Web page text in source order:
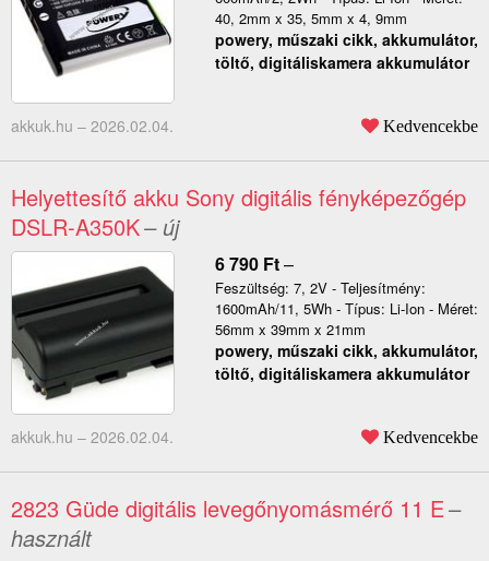
40, 2mm x 35, 5mm x 4, 9mm
powery, műszaki cikk, akkumulátor,
töltő, digitáliskamera akkumulátor
akkuk.hu – 2026.02.04. Kedvencekbe
Helyettesítő akku Sony digitális fényképezőgép
DSLR-A350K– új
6 790 Ft–
Feszültség: 7, 2V - Teljesítmény:
1600mAh/11, 5Wh - Típus: Li-Ion - Méret:
56mm x 39mm x 21mm
powery, műszaki cikk, akkumulátor,
töltő, digitáliskamera akkumulátor
akkuk.hu – 2026.02.04. Kedvencekbe
2823 Güde digitális levegőnyomásmérő 11 E–
használt